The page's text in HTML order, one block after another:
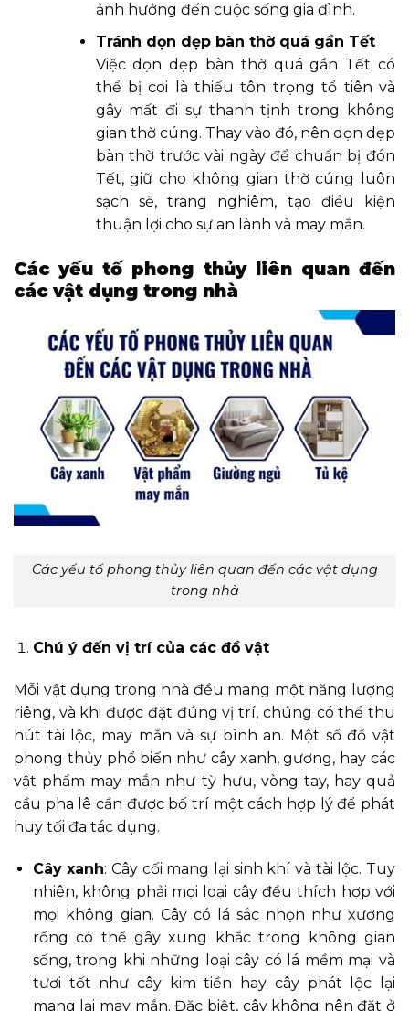
ảnh hưởng đến cuộc sống gia đình.
Tránh dọn dẹp bàn thờ quá gần Tết
Việc dọn dẹp bàn thờ quá gần Tết có
thể bị coi là thiếu tôn trọng tổ tiên và
gây mất đi sự thanh tịnh trong không
gian thờ cúng. Thay vào đó, nên dọn dẹp
bàn thờ trước vài ngày để chuẩn bị đón
Tết, giữ cho không gian thờ cúng luôn
sạch sẽ, trang nghiêm, tạo điều kiện
thuận lợi cho sự an lành và may mắn.
Các yếu tố phong thủy liên quan đến
các vật dụng trong nhà
Các yếu tố phong thủy liên quan đến các vật dụng
trong nhà
Chú ý đến vị trí của các đồ vật
Mỗi vật dụng trong nhà đều mang một năng lượng
riêng, và khi được đặt đúng vị trí, chúng có thể thu
hút tài lộc, may mắn và sự bình an. Một số đồ vật
phong thủy phổ biến như cây xanh, gương, hay các
vật phẩm may mắn như tỳ hưu, vòng tay, hay quả
cầu pha lê cần được bố trí một cách hợp lý để phát
huy tối đa tác dụng.
Cây xanh: Cây cối mang lại sinh khí và tài lộc. Tuy
nhiên, không phải mọi loại cây đều thích hợp với
mọi không gian. Cây có lá sắc nhọn như xương
rồng có thể gây xung khắc trong không gian
sống, trong khi những loại cây có lá mềm mại và
tươi tốt như cây kim tiền hay cây phát lộc lại
mang lại may mắn. Đặc biệt, cây không nên đặt ở